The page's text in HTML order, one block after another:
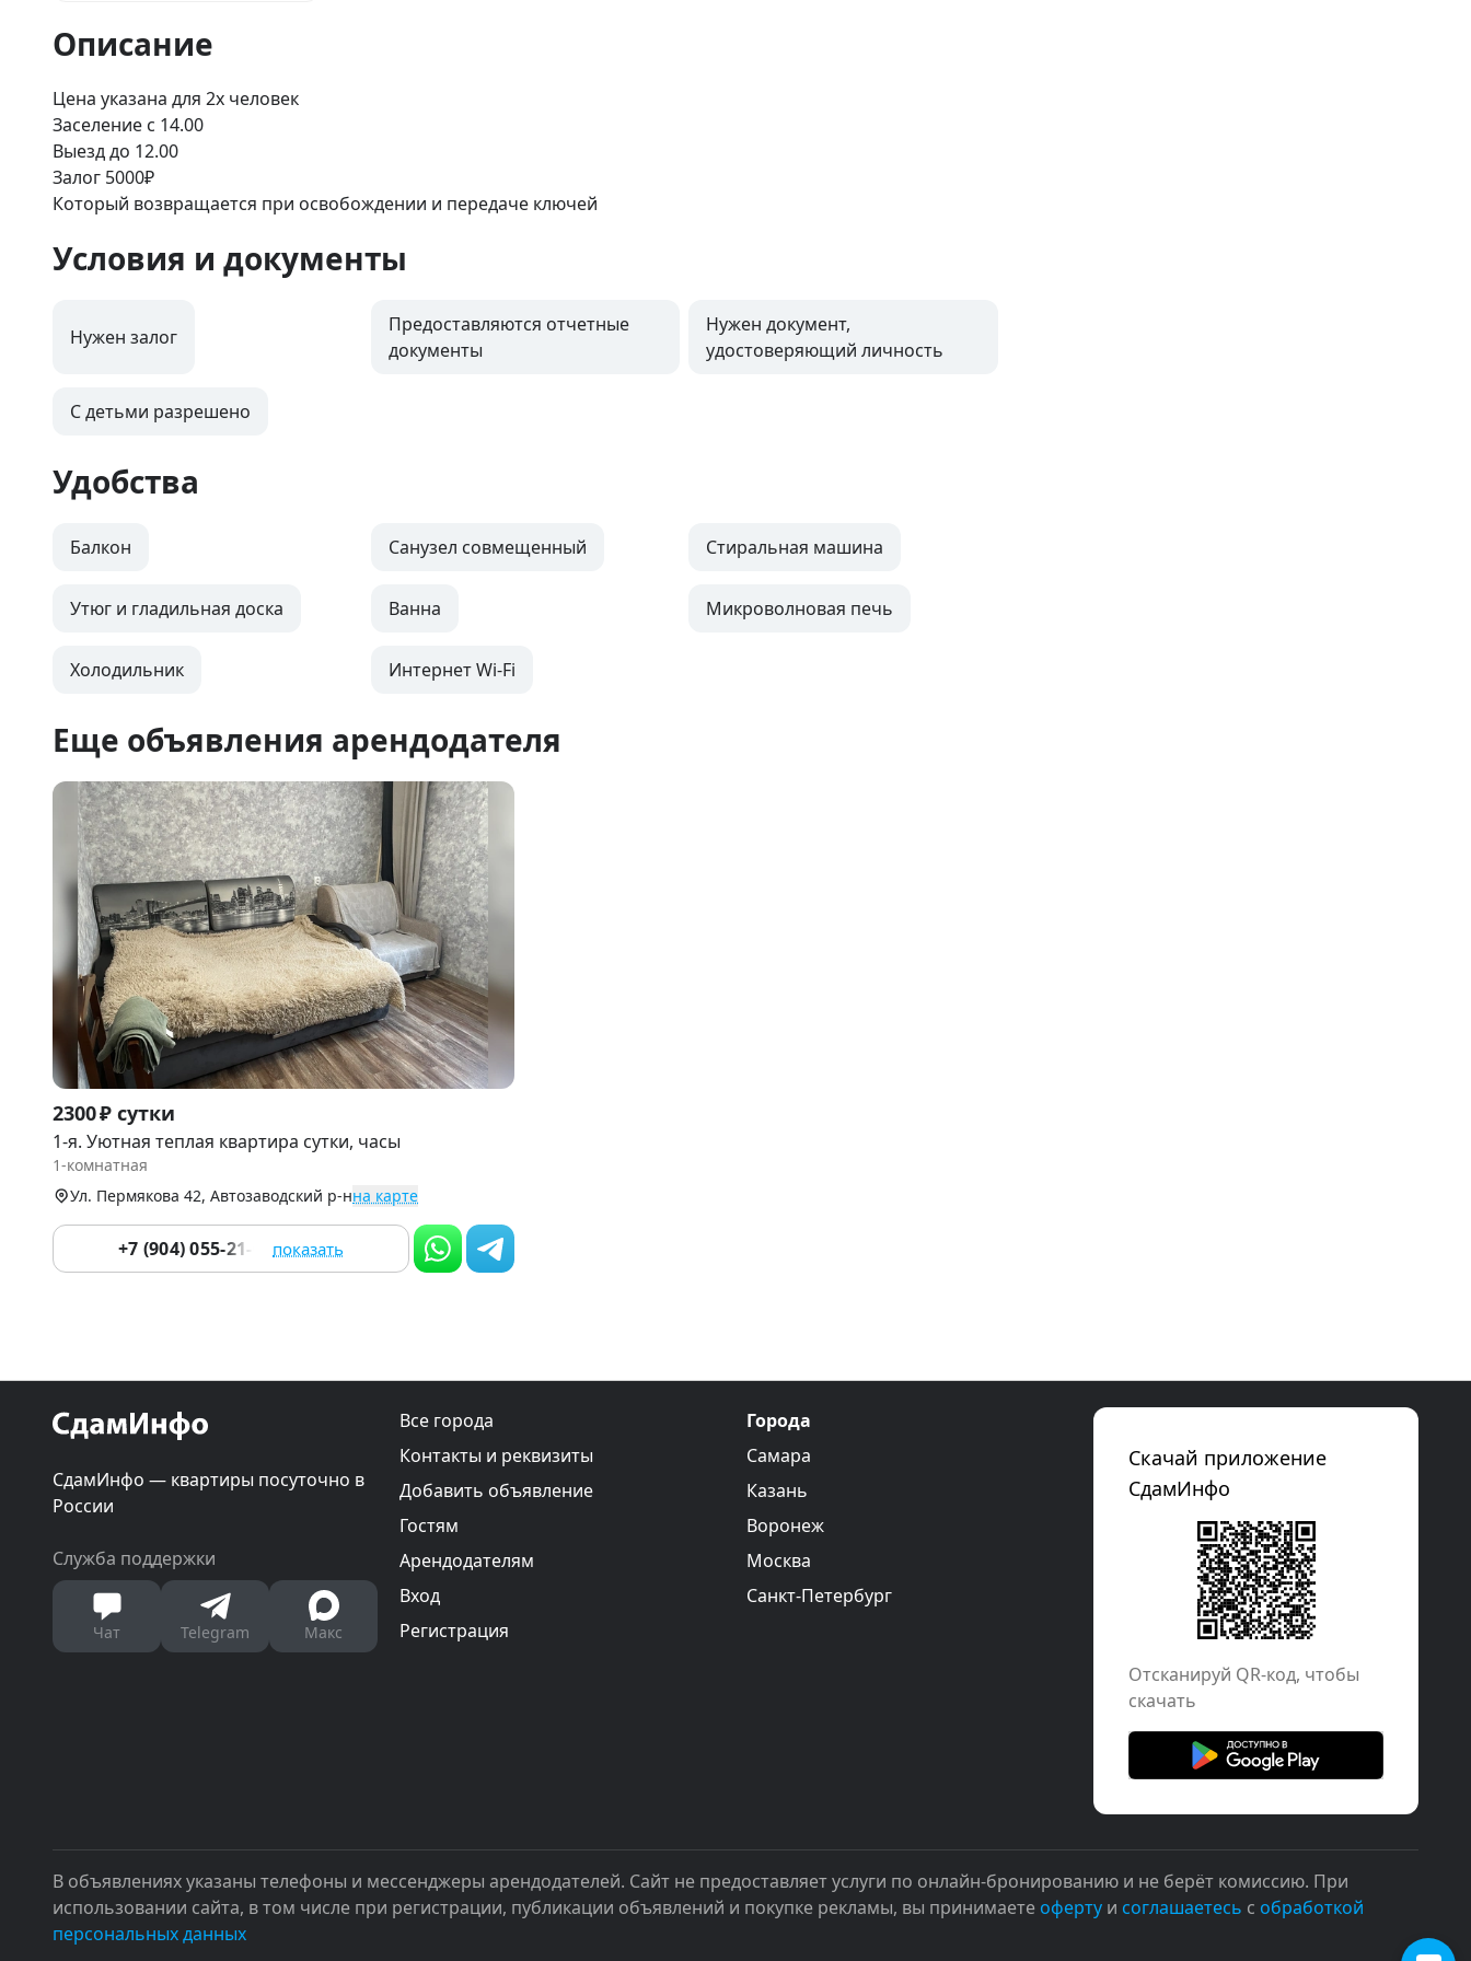
Описание
Цена указана для 2х человек
Заселение с 14.00
Выезд до 12.00
Залог 5000₽
Который возвращается при освобождении и передаче ключей
Условия и документы
Нужен залог
Предоставляются отчетные
документы
Нужен документ,
удостоверяющий личность
С детьми разрешено
Удобства
Балкон Санузел совмещенный Стиральная машина
Утюг и гладильная доска Ванна Микроволновая печь
Холодильник Интернет Wi-Fi
Еще объявления арендодателя
Item
1
of
2300 ₽ сутки
1-я. Уютная теплая квартира сутки, часы
1-комнатная
Ул. Пермякова 42, Автозаводский р-нна карте
+7 (904) 055-21-05 показать
СдамИнфо — квартиры посуточно в
России
Служба поддержки
Чат Telegram Макс
Все города
Контакты и реквизиты
Добавить объявление
Гостям
Арендодателям
Вход
Регистрация
Города
Самара
Казань
Воронеж
Москва
Санкт-Петербург
Скачай приложение
СдамИнфо
Отcканируй QR-код, чтобы
скачать
В объявлениях указаны телефоны и мессенджеры арендодателей. Сайт не предоставляет услуги по онлайн-бронированию и не берёт комиссию. При
использовании сайта, в том числе при регистрации, публикации объявлений и покупке рекламы, вы принимаете оферту и соглашаетесь с обработкой
персональных данных